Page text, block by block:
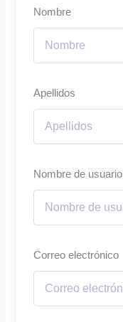
Nombre
Apellidos
Nombre de usuario
Correo electrónico